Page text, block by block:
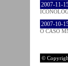
2007-11-
2007-10-
O CASO
©